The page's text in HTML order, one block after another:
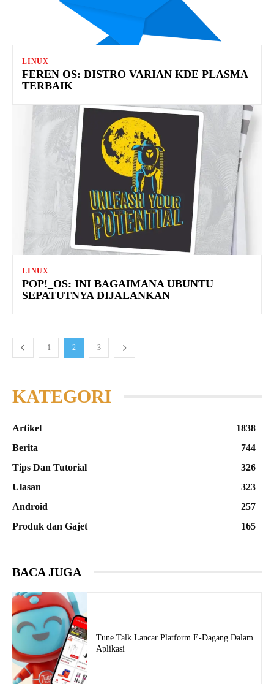
LINUX
FEREN OS: DISTRO VARIAN KDE PLASMA
TERBAIK
LINUX
POP!_OS: INI BAGAIMANA UBUNTU
SEPATUTNYA DIJALANKAN
1 2 3
KATEGORI
Artikel
1838
Berita
744
Tips Dan Tutorial
326
Ulasan
323
Android
257
Produk dan Gajet
165
BACA JUGA
Tune Talk Lancar Platform E-Dagang Dalam
Aplikasi